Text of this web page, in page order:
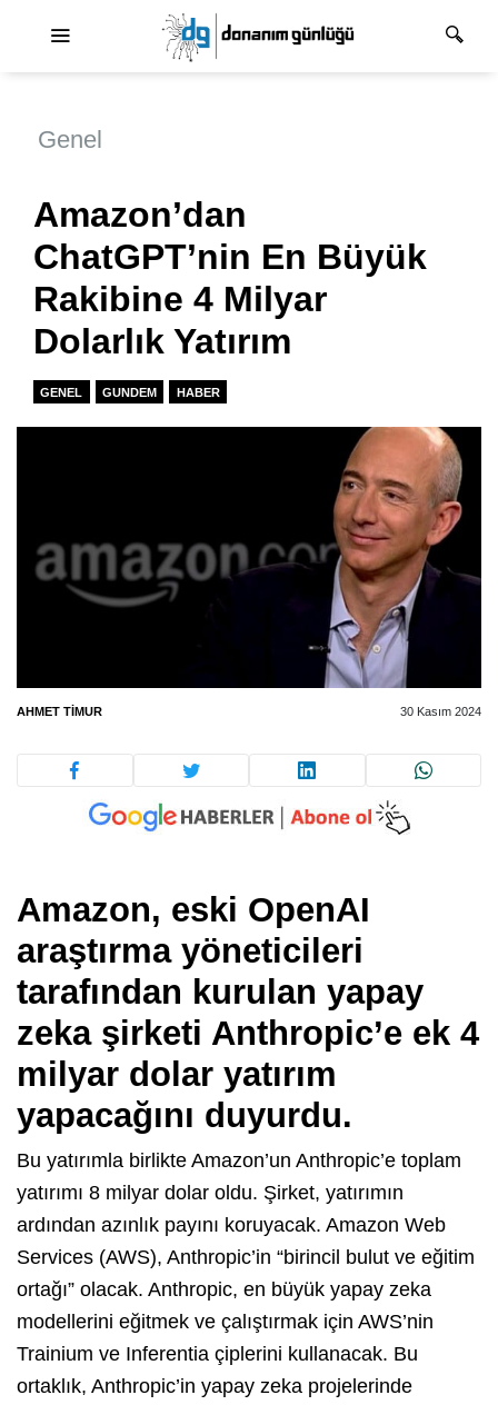
Genel
Amazon’dan
ChatGPT’nin En Büyük
Rakibine 4 Milyar
Dolarlık Yatırım
GENEL GUNDEM HABER
AHMET TIMUR 30 Kasım 2024
Amazon, eski OpenAI
araştırma yöneticileri
tarafından kurulan yapay
zeka şirketi Anthropic’e ek 4
milyar dolar yatırım
yapacağını duyurdu.
Bu yatırımla birlikte Amazon’un Anthropic’e toplam
yatırımı 8 milyar dolar oldu. Şirket, yatırımın
ardından azınlık payını koruyacak. Amazon Web
Services (AWS), Anthropic’in “birincil bulut ve eğitim
ortağı” olacak. Anthropic, en büyük yapay zeka
modellerini eğitmek ve çalıştırmak için AWS’nin
Trainium ve Inferentia çiplerini kullanacak. Bu
ortaklık, Anthropic’in yapay zeka projelerinde